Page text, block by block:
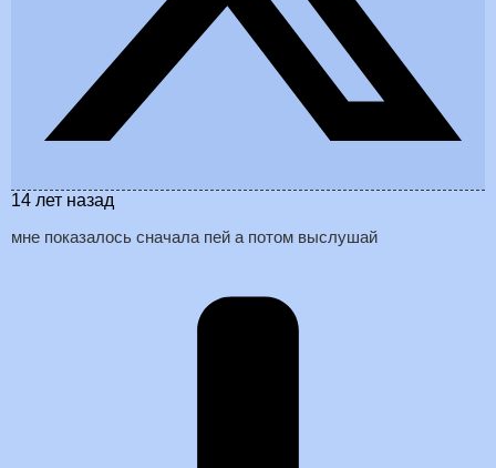
14 лет назад
мне показалось сначала пей а потом выслушай